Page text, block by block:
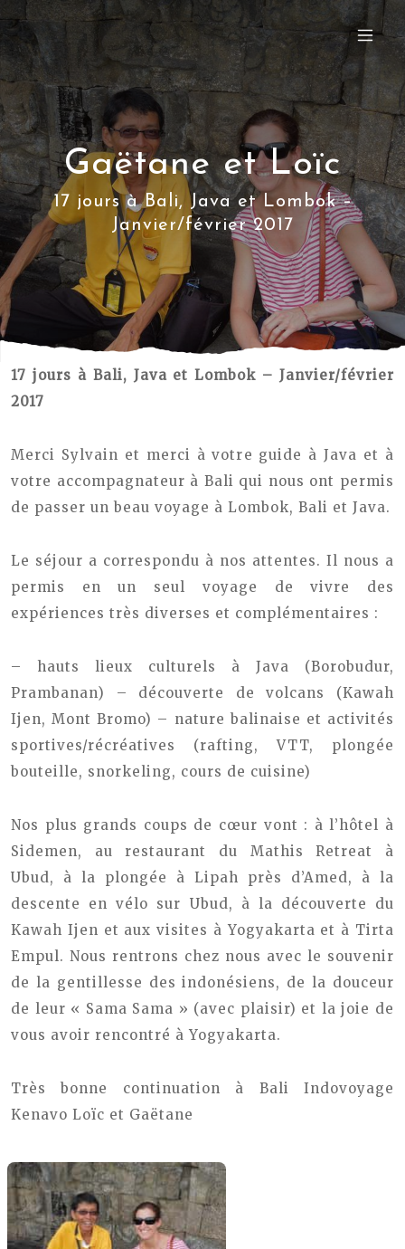
Gaëtane et Loïc
17 jours à Bali, Java et Lombok –
Janvier/février 2017
17 jours à Bali, Java et Lombok – Janvier/février
2017
Merci Sylvain et merci à votre guide à Java et à
votre accompagnateur à Bali qui nous ont permis
de passer un beau voyage à Lombok, Bali et Java.
Le séjour a correspondu à nos attentes. Il nous a
permis en un seul voyage de vivre des
expériences très diverses et complémentaires :
– hauts lieux culturels à Java (Borobudur,
Prambanan)
– découverte de volcans (Kawah
Ijen, Mont Bromo) – nature balinaise et activités
sportives/récréatives (rafting, VTT, plongée
bouteille, snorkeling, cours de cuisine)
Nos plus grands coups de cœur vont : à l’hôtel à
Sidemen, au restaurant du Mathis Retreat à
Ubud, à la plongée à Lipah près d’Amed, à la
descente en vélo sur Ubud, à la découverte du
Kawah Ijen et aux visites à Yogyakarta et à Tirta
Empul. Nous rentrons chez nous avec le souvenir
de la gentillesse des indonésiens, de la douceur
de leur « Sama Sama » (avec plaisir) et la joie de
vous avoir rencontré à Yogyakarta.
Très bonne continuation à Bali Indovoyage
Kenavo Loïc et Gaëtane